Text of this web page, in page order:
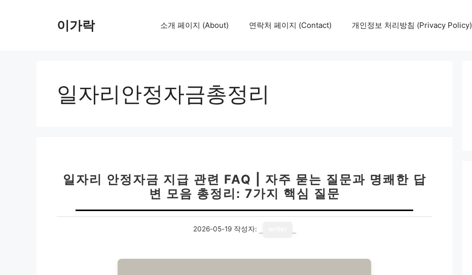
이가락 소개 페이지 (About) 연락처 페이지 (Contact) 개인정보 처리방침 (Privacy Policy)
일자리안정자금총정리
일자리 안정자금 지급 관련 FAQ | 자주 묻는 질문과 명쾌한 답
변 모음 총정리: 7가지 핵심 질문
2026-05-19 작성자: